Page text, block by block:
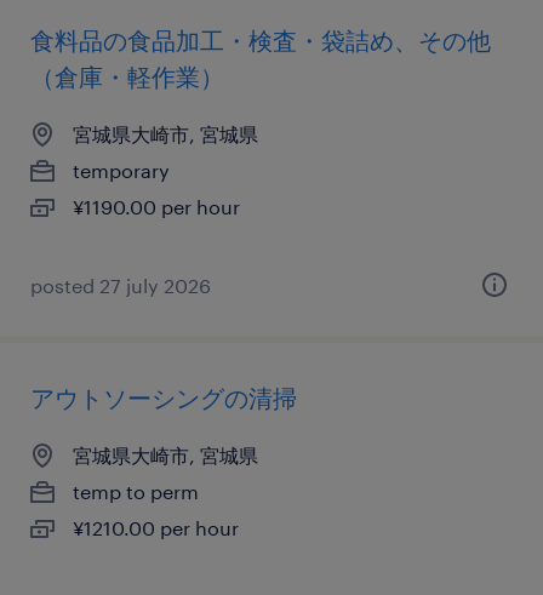
食料品の食品加工・検査・袋詰め、その他
（倉庫・軽作業）
宮城県大崎市, 宮城県
temporary
¥1190.00 per hour
posted 27 july 2026
アウトソーシングの清掃
宮城県大崎市, 宮城県
temp to perm
¥1210.00 per hour